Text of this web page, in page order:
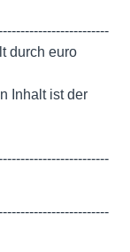
durch euro
Inhalt ist der